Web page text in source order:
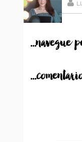
...navegue